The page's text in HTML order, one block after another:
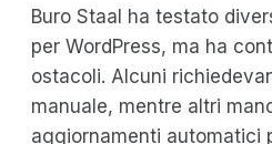
Buro Staal ha testato
per WordPress, ma ha
ostacoli. Alcuni
manuale, mentre altri
aggiornamenti automatici